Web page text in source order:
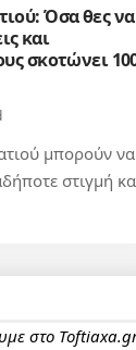
Όσα θες να
και
σκοτώνει
μπορούν να
στιγμή
στο